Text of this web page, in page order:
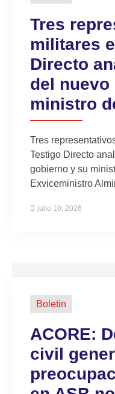
Tres
militares
Directo
del
ministro
Tres
Testigo Directo
gobierno y su
Exviceministro
julio 10, 2026
Boletin
ACORE:
civil